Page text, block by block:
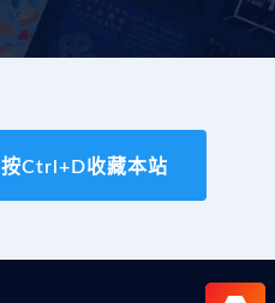
按Ctrl+D收藏本站